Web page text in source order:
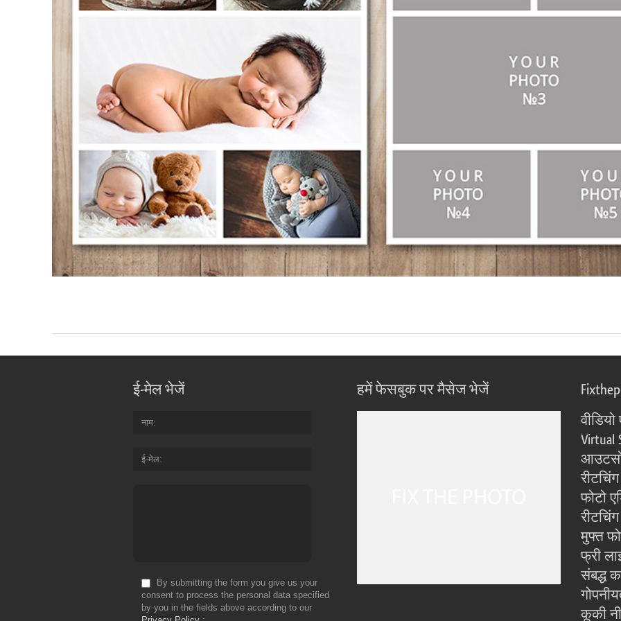
ज्वैलरी रीटचिंग सर्विसेज एआई प्रशिक्षण
ई-मेल भेजें
नाम
ई-मेल
By submitting the form you give us your
consent to process the personal data specified
by you in the fields above according to our
हमें फेसबुक पर मैसेज भेजें
वीडियो
Virtual
फोटो
मुफ्त
फ्री
संबद्ध
कूकी